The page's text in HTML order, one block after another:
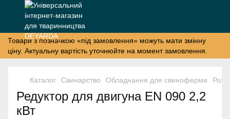
Товари з позначкою «під замовлення» можуть мати змінну
ціну. Актуальну вартість уточнюйте на момент замовлення.
Каталог Свинарство Обладнання для свиноферми
Редуктор для двигуна EN 090 2,2
кВт